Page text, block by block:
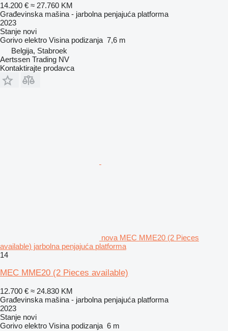
14.200 € ≈ 27.760 KM
Građevinska mašina - jarbolna penjajuća platforma
2023
Stanje novi
Gorivo elektro Visina podizanja 7,6 m
Belgija, Stabroek
Aertssen Trading NV
Kontaktirajte prodavca
nova MEC MME20 (2 Pieces
available) jarbolna penjajuća platforma
14
MEC MME20 (2 Pieces available)
12.700 € ≈ 24.830 KM
Građevinska mašina - jarbolna penjajuća platforma
2023
Stanje novi
Gorivo elektro Visina podizanja 6 m